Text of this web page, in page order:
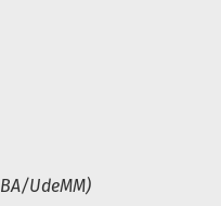
UdeMM)